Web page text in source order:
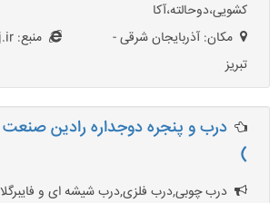
کشویی،دوحالته،آکا
مکان: آذربایجان شرقی -
تبریز
منبع: NetMoj.ir
درب و پنجره دوجداره رادین
)
درب چوبی,درب فلزی,درب شیشه ای و